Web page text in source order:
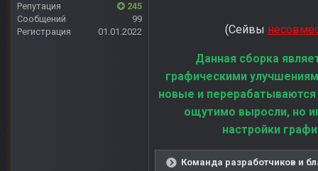
Репутация
245
Сообщений
99
Регистрация
01.01.2022 (Сейвы
Данная сборка
графическими
новые и
ощутимо выросли, но
настройки
Команда разработчиков и